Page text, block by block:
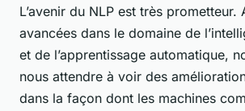
L’avenir du NLP est très prometteur.
avancées dans le domaine de
et de l’apprentissage automatique,
nous attendre à voir des
dans la façon dont les machines